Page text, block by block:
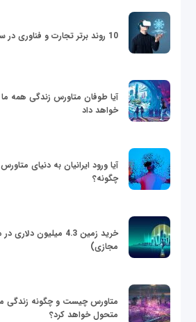
10 روند برتر تجارت و فناوری در سال 2022
آیا طوفان متاورس زندگی همه ما
خواهد داد
آیا ورود ایرانیان به دنیای
چگونه؟
خرید زمین 4.3 میلیون
مجازی)
متاورس چیست و چگونه زندگی
متحول خواهد کرد؟